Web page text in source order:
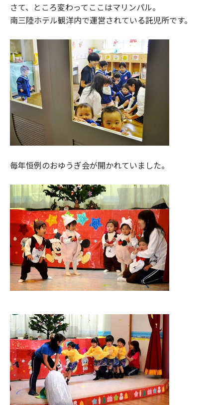
さて、ところ変わってここはマリンパル。
南三陸ホテル観洋内で運営されている託児所です。
毎年恒例のおゆうぎ会が開かれていました。